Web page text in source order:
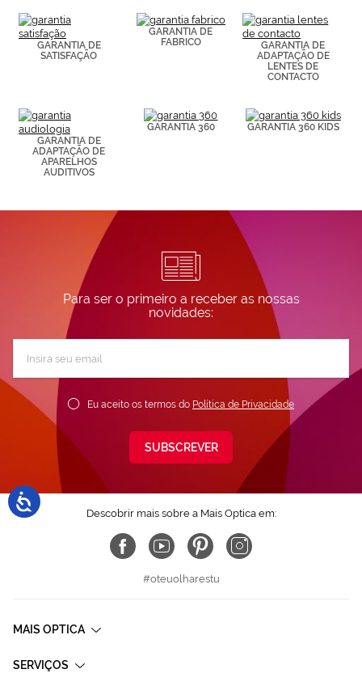
de páginas
visitadas).
Puedes
consultar más
Cookies.
GARANTIA DE
SATISFAÇÃO
GARANTIA DE
FABRICO
GARANTIA DE
ADAPTAÇÃO DE
LENTES DE
CONTACTO
GARANTIA DE
ADAPTAÇÃO DE
APARELHOS
AUDITIVOS
GARANTIA 360 GARANTIA 360 KIDS
Para ser o primeiro a receber as nossas
novidades:
Newsletter:
Eu aceito os termos do Política de Privacidade
SUBSCREVER
Descobrir mais sobre a Mais Optica em:
#oteuolharestu
MAIS OPTICA
SERVIÇOS